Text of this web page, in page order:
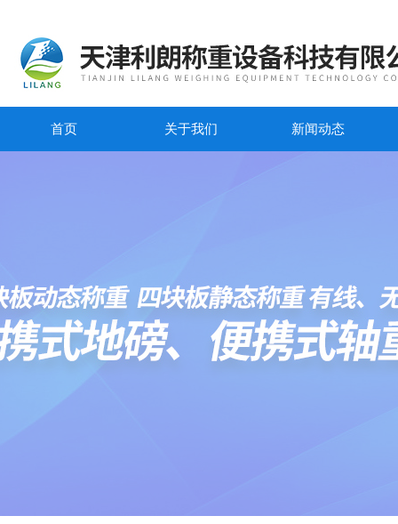
首页 关于我们 新闻动态